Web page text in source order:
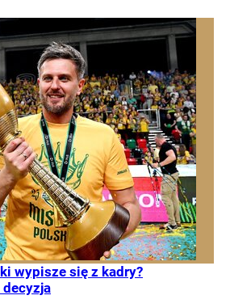
wypisze się z kadry?